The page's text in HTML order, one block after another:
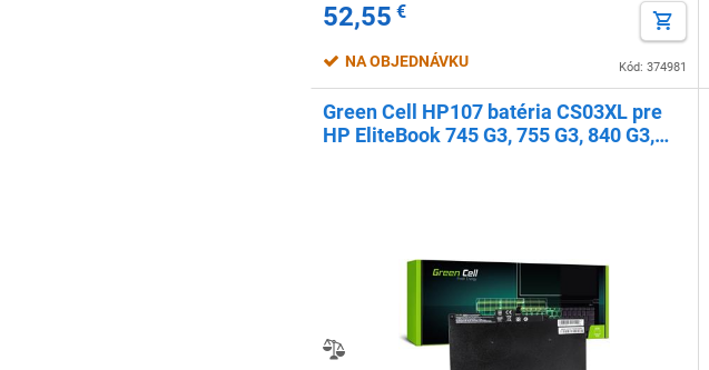
52,55 €
Kód: 374981
NA OBJEDNÁVKU
Green Cell HP107 batéria CS03XL pre
HP EliteBook 745 G3, 755 G3, 840 G3,